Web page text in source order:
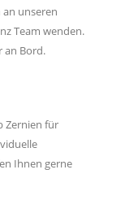
an unseren
Team wenden.
an Bord.
Zernien für
Ihnen gerne